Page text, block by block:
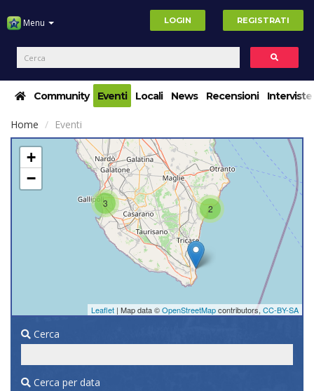
Menu LOGIN REGISTRATI
Community Eventi Locali News Recensioni Interviste
Home Eventi
2
3
+
−
Leaflet | Map data ©OpenStreetMapcontributors, CC-BY-SA
Cerca
Cerca per data